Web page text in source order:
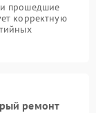
и прошедшие
корректную
ремонт